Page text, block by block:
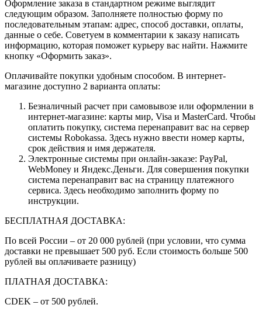
Оформление заказа в стандартном режиме выглядит
следующим образом. Заполняете полностью форму по
последовательным этапам: адрес, способ доставки, оплаты,
данные о себе. Советуем в комментарии к заказу написать
информацию, которая поможет курьеру вас найти. Нажмите
кнопку «Оформить заказ».
Оплачивайте покупки удобным способом. В интернет-
магазине доступно 2 варианта оплаты:
Безналичный расчет при самовывозе или оформлении в
интернет-магазине: карты мир, Visa и MasterCard. Чтобы
оплатить покупку, система перенаправит вас на сервер
системы Robokassa. Здесь нужно ввести номер карты,
срок действия и имя держателя.
Электронные системы при онлайн-заказе: PayPal,
WebMoney и Яндекс.Деньги. Для совершения покупки
система перенаправит вас на страницу платежного
сервиса. Здесь необходимо заполнить форму по
инструкции.
БЕСПЛАТНАЯ ДОСТАВКА:
По всей России – от 20 000 рублей (при условии, что сумма
доставки не превышает 500 руб. Если стоимость больше 500
рублей вы оплачиваете разницу)
ПЛАТНАЯ ДОСТАВКА:
CDEK – от 500 рублей.